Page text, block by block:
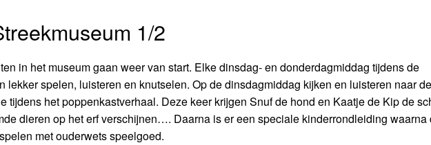
1/2
in het museum gaan weer van start. Elke dinsdag- en donderdagmiddag tijdens de
lekker spelen, luisteren en knutselen. Op de dinsdagmiddag kijken en luisteren naar de
tijdens het poppenkastverhaal. Deze keer krijgen Snuf de hond en Kaatje de Kip de
dieren op het erf verschijnen…. Daarna is er een speciale kinderrondleiding waarna
met ouderwets speelgoed.